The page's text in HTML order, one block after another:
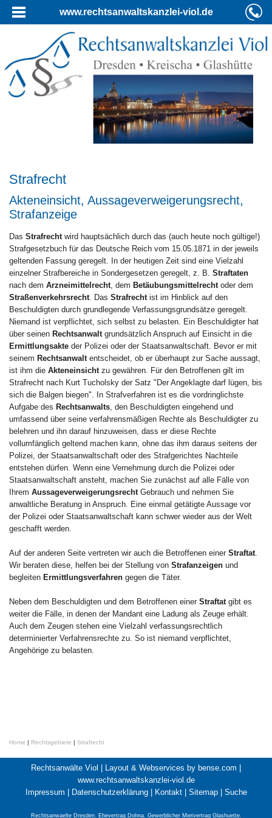
www.rechtsanwaltskanzlei-viol.de
Strafrecht
Akteneinsicht, Aussageverweigerungsrecht,
Strafanzeige
Das Strafrecht wird hauptsächlich durch das (auch heute noch gültige!)
Strafgesetzbuch für das Deutsche Reich vom 15.05.1871 in der jeweils
geltenden Fassung geregelt. In der heutigen Zeit sind eine Vielzahl
einzelner Strafbereiche in Sondergesetzen geregelt, z. B. Straftaten
nach dem Arzneimittelrecht , dem Betäubungsmittelrecht oder dem
Straßenverkehrsrecht . Das Strafrecht ist im Hinblick auf den
Beschuldigten durch grundlegende Verfassungsgrundsätze geregelt.
Niemand ist verpflichtet, sich selbst zu belasten. Ein Beschuldigter hat
über seinen Rechtsanwalt grundsätzlich Anspruch auf Einsicht in die
Ermittlungsakte der Polizei oder der Staatsanwaltschaft. Bevor er mit
seinem Rechtsanwalt entscheidet, ob er überhaupt zur Sache aussagt,
ist ihm die Akteneinsicht zu gewähren. Für den Betroffenen gilt im
Strafrecht nach Kurt Tucholsky der Satz "Der Angeklagte darf lügen, bis
sich die Balgen biegen". In Strafverfahren ist es die vordringlichste
Aufgabe des Rechtsanwalts , den Beschuldigten eingehend und
umfassend über seine verfahrensmäßigen Rechte als Beschuldigter zu
belehren und ihn darauf hinzuweisen, dass er diese Rechte
vollumfänglich geltend machen kann, ohne das ihm daraus seitens der
Polizei, der Staatsanwaltschaft oder des Strafgerichtes Nachteile
entstehen dürfen. Wenn eine Vernehmung durch die Polizei oder
Staatsanwaltschaft ansteht, machen Sie zunächst auf alle Fälle von
Ihrem Aussageverweigerungsrecht Gebrauch und nehmen Sie
anwaltliche Beratung in Anspruch. Eine einmal getätigte Aussage vor
der Polizei oder Staatsanwaltschaft kann schwer wieder aus der Welt
geschafft werden.
Auf der anderen Seite vertreten wir auch die Betroffenen einer Straftat
Wir beraten diese, helfen bei der Stellung von Strafanzeigen und
begleiten Ermittlungsverfahren gegen die Täter.
Neben dem Beschuldigten und dem Betroffenen einer Straftat gibt es
weiter die Fälle, in denen der Mandant eine Ladung als Zeuge erhält.
Auch dem Zeugen stehen eine Vielzahl verfassungsrechtlich
determinierter Verfahrensrechte zu. So ist niemand verpflichtet,
Angehörige zu belasten.
Home | Rechtsgebiete | Strafrecht
Rechtsanwälte Viol | Layout & Webservices by bense.com |
www.rechtsanwaltskanzlei-viol.de
Impressum | Datenschutzerklärung| Kontakt| Sitemap| Suche
Rechtsanwaelte Dresden, Ehevertrag Dohna, Gewerblicher Mietvertrag Glashuette,